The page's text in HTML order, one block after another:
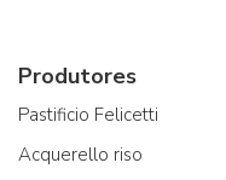
Produtores
Pastificio Felicetti
Acquerello riso